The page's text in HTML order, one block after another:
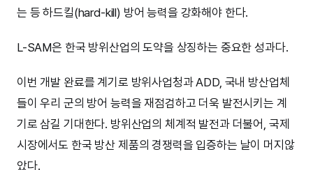
는 등 하드킬(hard-kill) 방어 능력을 강화해야 한다.
L-SAM은 한국 방위산업의 도약을 상징하는 중요한 성과다.
이번 개발 완료를 계기로 방위사업청과 ADD, 국내 방산업체
들이 우리 군의 방어 능력을 재점검하고 더욱 발전시키는 계
기로 삼길 기대한다. 방위산업의 체계적 발전과 더불어, 국제
시장에서도 한국 방산 제품의 경쟁력을 입증하는 날이 머지않
았다.